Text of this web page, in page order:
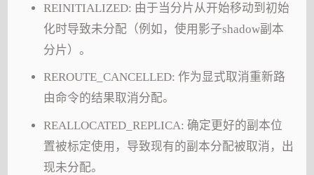
REINITIALIZED: 由于当分片从开始移动到初始
化时导致未分配（例如，使用影子shadow副本
分片）。
REROUTE_CANCELLED: 作为显式取消重新路
由命令的结果取消分配。
REALLOCATED_REPLICA: 确定更好的副本位
置被标定使用，导致现有的副本分配被取消，出
现未分配。